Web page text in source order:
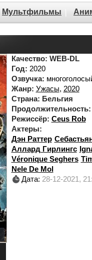
Мультфильмы
Качество: WEB-DL
Год: 2020
Озвучка:
Жанр: Ужасы, 2020
Страна: Бельгия
Продолжительность:
Режиссёр: Ceus Rob
Актеры:
Дэн Раттер
Аллард Гирлингс
Véronique Seghers
Nele De Mol
Дата: 28-12-2021,